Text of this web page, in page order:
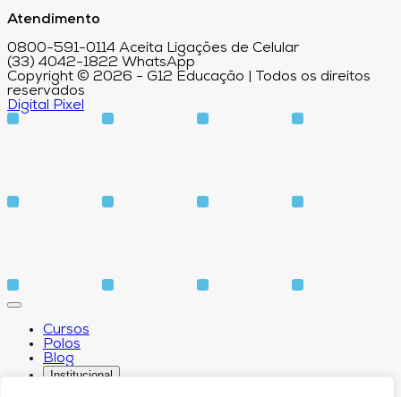
Atendimento
0800-591-0114 Aceita Ligações de Celular
(33) 4042-1822 WhatsApp
Copyright © 2026 - G12 Educação | Todos os direitos
reservados
Digital Pixel
Cursos
Polos
Blog
Institucional